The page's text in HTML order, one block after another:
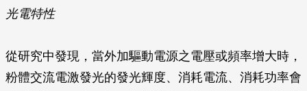
光電特性
從研究中發現，當外加驅動電源之電壓或頻率增大時，
粉體交流電激發光的發光輝度、消耗電流、消耗功率會